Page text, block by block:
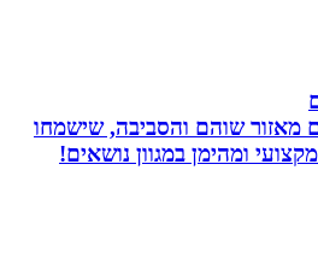
שוהם והסביבה, שישמחו
ומהימן במגוון נושאים!